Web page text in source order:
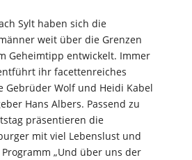
Sylt haben sich die
weit über die Grenzen
Geheimtipp entwickelt. Immer
ihr facettenreiches
Gebrüder Wolf und Heidi Kabel
Hans Albers. Passend zu
präsentieren die
mit viel Lebenslust und
„Und über uns der